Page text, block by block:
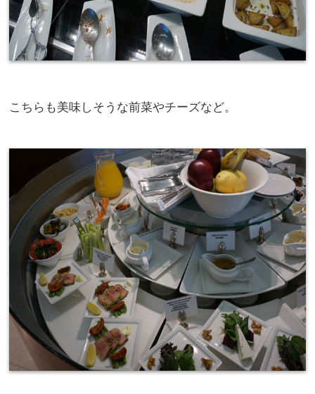
こちらも美味しそうな前菜やチーズなど。